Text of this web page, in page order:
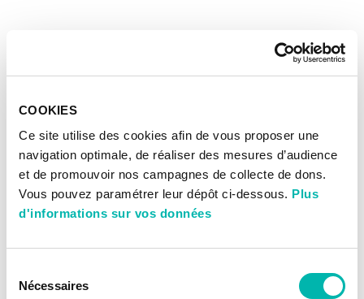
COOKIES
Ce site utilise des cookies afin de vous proposer une
navigation optimale, de réaliser des mesures d’audience
et de promouvoir nos campagnes de collecte de dons.
Vous pouvez paramétrer leur dépôt ci-dessous. Plus
d'informations sur vos données
Nécessaires